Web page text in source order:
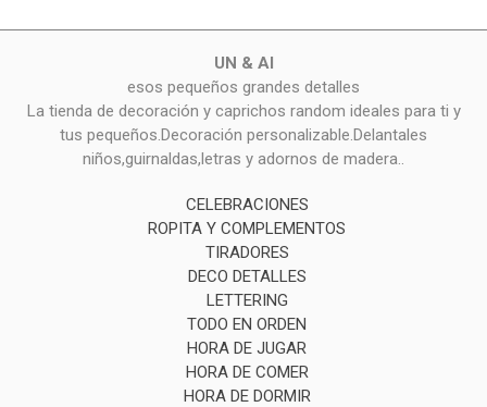
UN & AI
esos pequeños grandes detalles
La tienda de decoración y caprichos random ideales para ti y
tus pequeños.Decoración personalizable.Delantales
niños,guirnaldas,letras y adornos de madera..
CELEBRACIONES
ROPITA Y COMPLEMENTOS
TIRADORES
DECO DETALLES
LETTERING
TODO EN ORDEN
HORA DE JUGAR
HORA DE COMER
HORA DE DORMIR